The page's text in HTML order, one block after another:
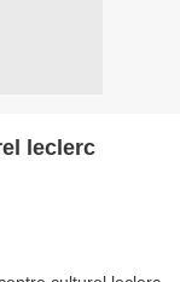
leclerc